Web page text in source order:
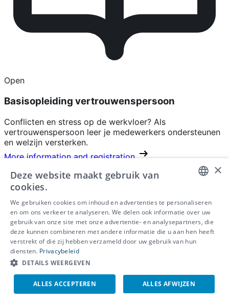
Open
Basisopleiding vertrouwenspersoon
Conflicten en stress op de werkvloer? Als
vertrouwenspersoon leer je medewerkers ondersteunen
en welzijn versterken.
More information and registration
Ons aanbod
Gezond aan het werk
Mentaal welzijn
Veilig werken
Arbeidshygiëne
Ergonomisch werken
Duurzame werkplek
Over ons
DUTCH
FRENCH
×
Deze website maakt gebruik van
cookies.
We gebruiken cookies om inhoud en advertenties te personaliseren
en om ons verkeer te analyseren. We delen ook informatie over uw
gebruik van onze site met onze advertentie- en analysepartners, die
deze kunnen combineren met andere informatie die u aan hen heeft
verstrekt of die zij hebben verzameld door uw gebruik van hun
diensten. Privacybeleid
DETAILS WEERGEVEN
ALLES ACCEPTEREN ALLES AFWIJZEN